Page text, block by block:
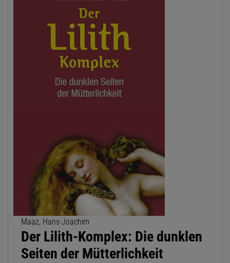
Maaz, Hans-Joachim
Der Lilith-Komplex: Die dunklen
Seiten der Mütterlichkeit